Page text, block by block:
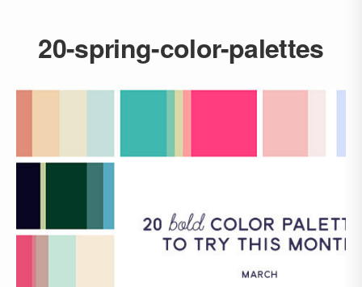
20-spring-color-palettes